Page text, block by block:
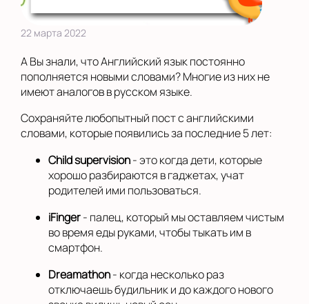
22 марта 2022
А Вы знали, что Английский язык постоянно
пополняется новыми словами? Многие из них не
имеют аналогов в русском языке.
Сохраняйте любопытный пост с английскими
словами, которые появились за последние 5 лет:
Child supervision- это когда дети, которые
хорошо разбираются в гаджетах, учат
родителей ими пользоваться.
iFinger- палец, который мы оставляем чистым
во время еды руками, чтобы тыкать им в
смартфон.
Dreamathon- когда несколько раз
отключаешь будильник и до каждого нового